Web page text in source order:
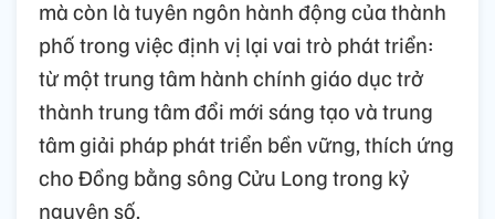
mà còn là tuyên ngôn hành động của thành
phố trong việc định vị lại vai trò phát triển:
từ một trung tâm hành chính giáo dục trở
thành trung tâm đổi mới sáng tạo và trung
tâm giải pháp phát triển bền vững, thích ứng
cho Đồng bằng sông Cửu Long trong kỷ
nguyên số.